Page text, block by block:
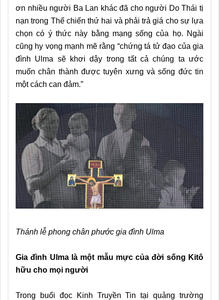
ơn nhiều người Ba Lan khác đã cho người Do Thái tị
nạn trong Thế chiến thứ hai và phải trả giá cho sự lựa
chọn có ý thức này bằng mạng sống của họ. Ngài
cũng hy vọng mạnh mẽ rằng “chứng tá tử đạo của gia
đình Ulma sẽ khơi dậy trong tất cả chúng ta ước
muốn chân thành được tuyên xưng và sống đức tin
một cách can đảm.”
Thánh lễ phong chân phước gia đình Ulma
Gia đình Ulma là một mẫu mực của đời sống Kitô
hữu cho mọi người
Trong buổi đọc Kinh Truyền Tin tại quảng trường